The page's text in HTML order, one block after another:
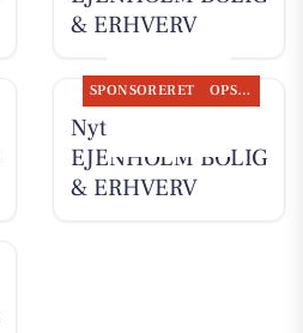
& ERHVERV
SPONSORERET OPSLAGSTAVLEN
Nyt fra
EJENHOLM BOLIG
& ERHVERV